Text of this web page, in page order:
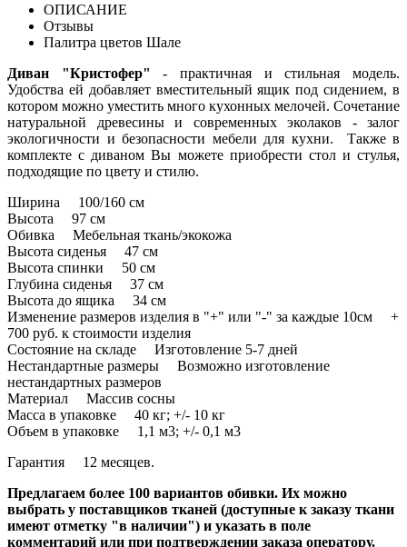
ОПИСАНИЕ
Отзывы
Палитра цветов Шале
Диван "Кристофер" - практичная и стильная модель.
Удобства ей добавляет вместительный ящик под сидением, в
котором можно уместить много кухонных мелочей. Сочетание
натуральной древесины и современных эколаков - залог
экологичности и безопасности мебели для кухни. Также в
комплекте с диваном Вы можете приобрести стол и стулья,
подходящие по цвету и стилю.
Ширина 100/160 см
Высота 97 см
Обивка Мебельная ткань/экокожа
Высота сиденья 47 см
Высота спинки 50 см
Глубина сиденья 37 см
Высота до ящика 34 см
Изменение размеров изделия в "+" или "-" за каждые 10см +
700 руб. к стоимости изделия
Состояние на складе Изготовление 5-7 дней
Нестандартные размеры Возможно изготовление
нестандартных размеров
Материал Массив сосны
Масса в упаковке 40 кг; +/- 10 кг
Объем в упаковке 1,1 м3; +/- 0,1 м3
Гарантия 12 месяцев.
Предлагаем более 100 вариантов обивки. Их можно
выбрать у поставщиков тканей (доступные к заказу ткани
имеют отметку "в наличии") и указать в поле
комментарий или при подтверждении заказа оператору.